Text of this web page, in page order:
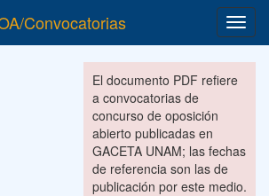
Convocatorias
El documento PDF refiere
a convocatorias de
concurso de oposición
abierto publicadas en
GACETA UNAM; las fechas
de referencia son las de
publicación por este medio.